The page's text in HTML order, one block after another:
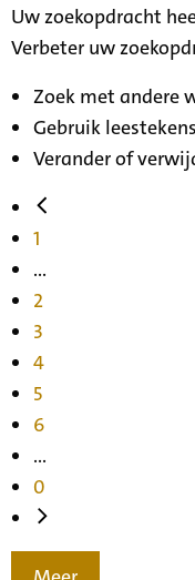
Uw zoekopdracht
Verbeter uw
Zoek met andere
Gebruik
Verander of
1
...
2
3
4
5
6
...
0